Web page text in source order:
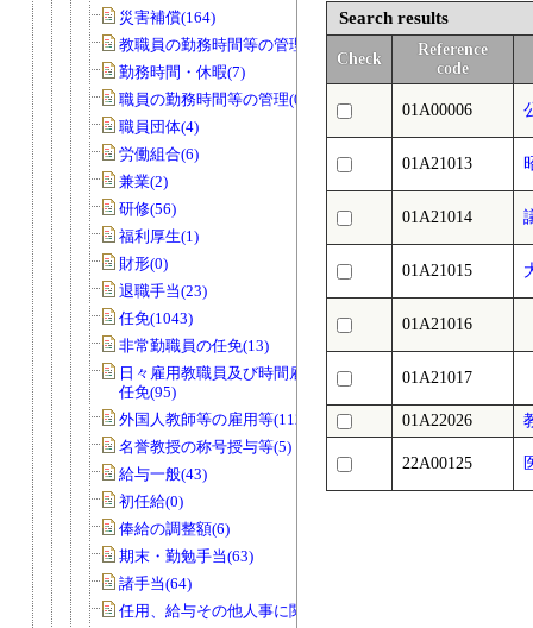
災害補償(164)
教職員の勤務時間等の管理(27)
勤務時間・休暇(7)
職員の勤務時間等の管理(0)
職員団体(4)
労働組合(6)
兼業(2)
研修(56)
福利厚生(1)
財形(0)
退職手当(23)
任免(1043)
非常勤職員の任免(13)
日々雇用教職員及び時間雇用教職員の
任免(95)
外国人教師等の雇用等(112)
名誉教授の称号授与等(5)
給与一般(43)
初任給(0)
俸給の調整額(6)
期末・勤勉手当(63)
諸手当(64)
任用、給与その他人事に関する調査(22)
Search results
Check
Reference
code
01A00006
01A21013
01A21014
01A21015
01A21016
01A21017
01A22026
22A00125